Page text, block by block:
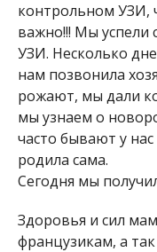
контрольном УЗИ,
важно!!! Мы успели
УЗИ. Несколько
нам позвонила
рожают, мы дали
мы узнаем о
часто бывают у
родила сама.
Сегодня мы
Здоровья и сил
французикам, а